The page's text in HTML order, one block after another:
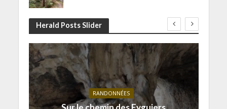
Herald Posts Slider
RANDONNÉES